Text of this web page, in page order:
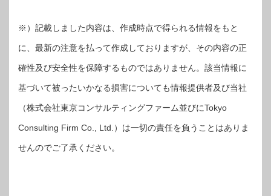
※）記載しました内容は、作成時点で得られる情報をもと
に、最新の注意を払って作成しておりますが、その内容の正
確性及び安全性を保障するものではありません。該当情報に
基づいて被ったいかなる損害についても情報提供者及び当社
（株式会社東京コンサルティングファーム並びにTokyo
Consulting Firm Co., Ltd.）は一切の責任を負うことはありま
せんのでご了承ください。